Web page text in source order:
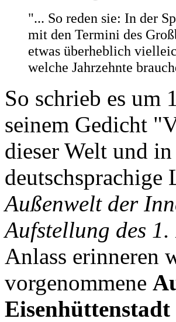
"... So reden sie: In der
mit den Termini des
etwas überheblich
welche Jahrzehnte
So schrieb es
seinem Gedicht
dieser Welt und
Außenwelt der
Aufstellung des
Anlass erinneren
vorgenommene
Eisenhüttenstadt